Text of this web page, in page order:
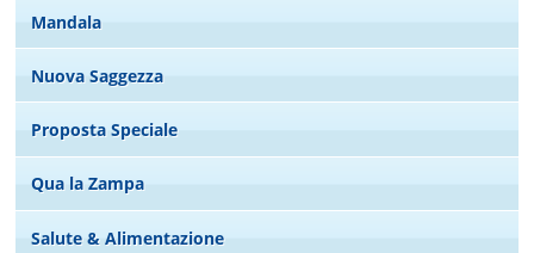
Mandala
Nuova Saggezza
Proposta Speciale
Qua la Zampa
Salute & Alimentazione